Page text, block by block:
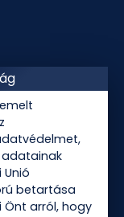
betartása
Önt arról, hogy